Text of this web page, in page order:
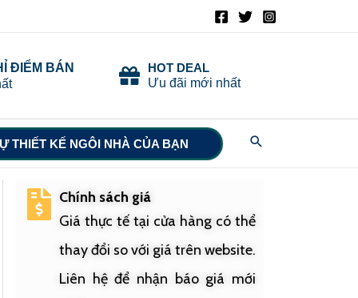
ĐIỂM BÁN
HOT DEAL
Ưu đãi mới nhất
THIẾT KẾ NGÔI NHÀ CỦA BẠN Search
Chính sách giá
Giá thực tế tại cửa hàng có thể
thay đổi so với giá trên website.
Liên hệ để nhận báo giá mới